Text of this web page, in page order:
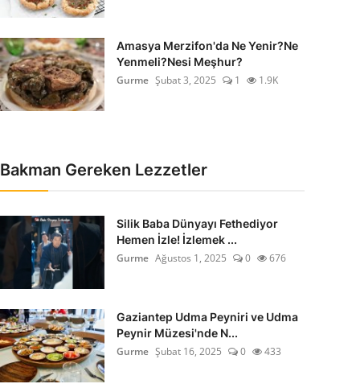
Amasya Merzifon'da Ne Yenir?Ne
Yenmeli?Nesi Meşhur?
Gurme Şubat 3, 2025 1 1.9K
Bakman Gereken Lezzetler
Silik Baba Dünyayı Fethediyor
Hemen İzle! İzlemek ...
Gurme Ağustos 1, 2025 0 676
Gaziantep Udma Peyniri ve Udma
Peynir Müzesi'nde N...
Gurme Şubat 16, 2025 0 433